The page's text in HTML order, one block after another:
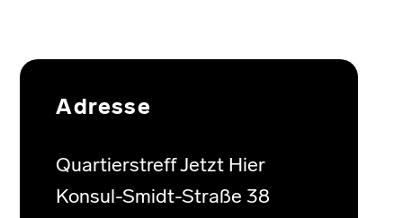
Adresse
Quartierstreff Jetzt Hier
Konsul-Smidt-Straße 38